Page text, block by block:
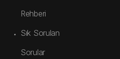
Rehberi
Sık Sorulan
Sorular